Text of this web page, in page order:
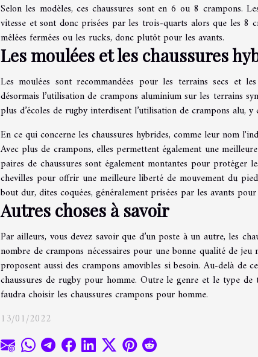
Selon les modèles, ces chaussures sont en 6 ou 8 crampons.
vitesse et sont donc prisées par les trois-quarts alors que les 8
mêlées fermées ou les rucks, donc plutôt pour les avants.
Les moulées et les chaussures
Les moulées sont recommandées pour les terrains secs et
désormais l’utilisation de crampons aluminium sur les terrains
plus d’écoles de rugby interdisent l’utilisation de crampons alu,
En ce qui concerne les chaussures hybrides, comme leur nom
Avec plus de crampons, elles permettent également une
paires de chaussures sont également montantes pour protéger
chevilles pour offrir une meilleure liberté de mouvement du
bout dur, dites coquées, généralement prisées par les avants
Autres choses à savoir
Par ailleurs, vous devez savoir que d’un poste à un autre, les
nombre de crampons nécessaires pour une bonne qualité de jeu
proposent aussi des crampons amovibles si besoin. Au-delà de
chaussures de rugby pour homme. Outre le genre et le type
faudra choisir les chaussures crampons pour homme.
13/01/2022